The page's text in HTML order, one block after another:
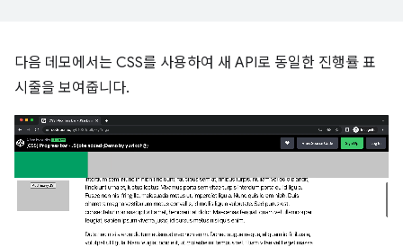
다음 데모에서는 CSS를 사용하여 새 API로 동일한 진행률 표
시줄을 보여줍니다.